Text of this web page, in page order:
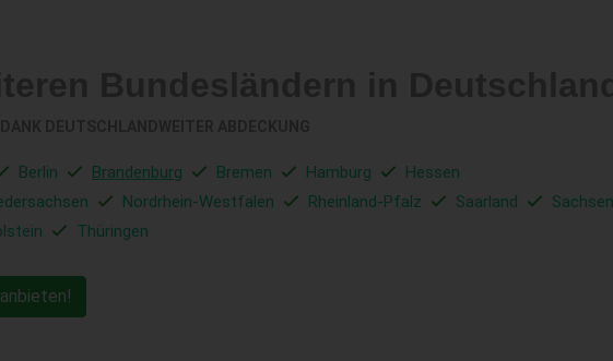
Berlin Brandenburg Bremen Hamburg
Hessen
Nordrhein-Westfalen Rheinland-Pfalz Saarland
Sachsen
Thüringen